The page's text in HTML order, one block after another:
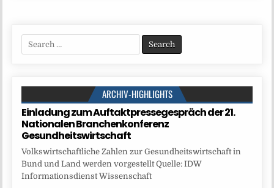
Search
for:
ARCHIV-HIGHLIGHTS
Einladung zum Auftaktpressegespräch der 21.
Nationalen Branchenkonferenz
Gesundheitswirtschaft
Volkswirtschaftliche Zahlen zur Gesundheitswirtschaft in
Bund und Land werden vorgestellt Quelle: IDW
Informationsdienst Wissenschaft